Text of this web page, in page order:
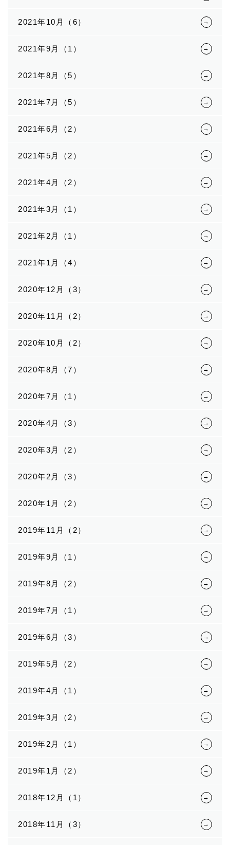
2021年10月（6）
2021年9月（1）
2021年8月（5）
2021年7月（5）
2021年6月（2）
2021年5月（2）
2021年4月（2）
2021年3月（1）
2021年2月（1）
2021年1月（4）
2020年12月（3）
2020年11月（2）
2020年10月（2）
2020年8月（7）
2020年7月（1）
2020年4月（3）
2020年3月（2）
2020年2月（3）
2020年1月（2）
2019年11月（2）
2019年9月（1）
2019年8月（2）
2019年7月（1）
2019年6月（3）
2019年5月（2）
2019年4月（1）
2019年3月（2）
2019年2月（1）
2019年1月（2）
2018年12月（1）
2018年11月（3）